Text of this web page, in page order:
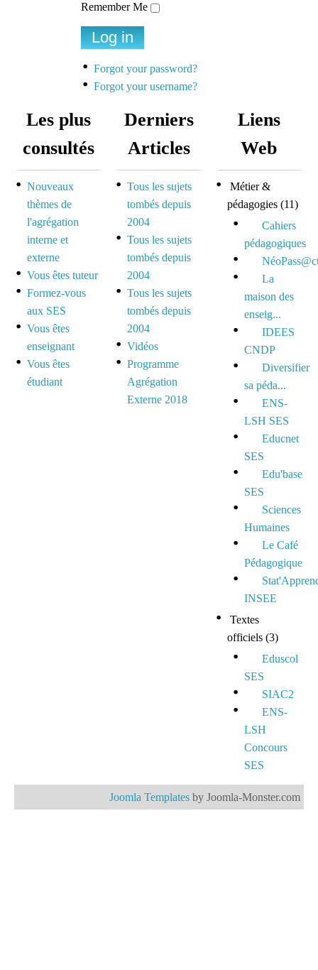
diffusion
Une liste de diffusion
dédiée à la préparation
des concours pour
Espace dédié aux tuteurs
et formateurs
Espace réservé pour
mutualiser ses outils,
idées et questionnements
Remember Me
Forgot your password?
Forgot your username?
Les plus
consultés
Nouveaux
thèmes de
l'agrégation
interne et
externe
Vous êtes tuteur
Formez-vous
aux SES
Vous êtes
enseignant
Vous êtes
étudiant
Derniers
Articles
Tous les sujets
tombés depuis
2004
Tous les sujets
tombés depuis
2004
Tous les sujets
tombés depuis
2004
Vidéos
Programme
Agrégation
Externe 2018
Liens
Web
Métier &
pédagogies (11)
Cahiers
pédagogiques
La
maison des
enseig...
IDEES
CNDP
Diversifier
sa péda...
ENS-
LSH SES
Educnet
SES
Edu'base
SES
Sciences
Humaines
Le Café
Pédagogique
INSEE
Textes
officiels (3)
Eduscol
SES
SIAC2
ENS-
LSH
Concours
SES
Joomla Templates by Joomla-Monster.com